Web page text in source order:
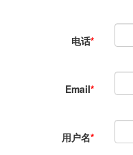
电话*
Email*
用户名*